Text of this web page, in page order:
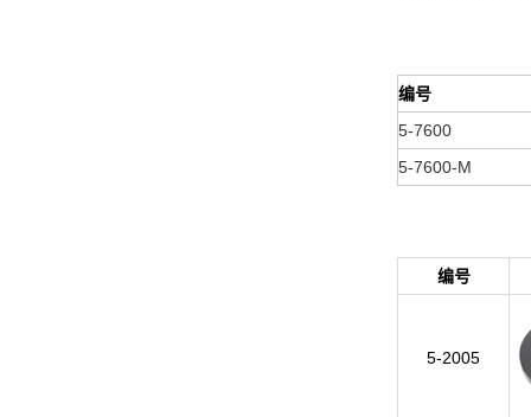
编号
5-7600
5-7600-M
编号
5-2005